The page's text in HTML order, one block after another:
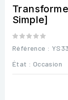
Simple]
Référence :
État : Occasion